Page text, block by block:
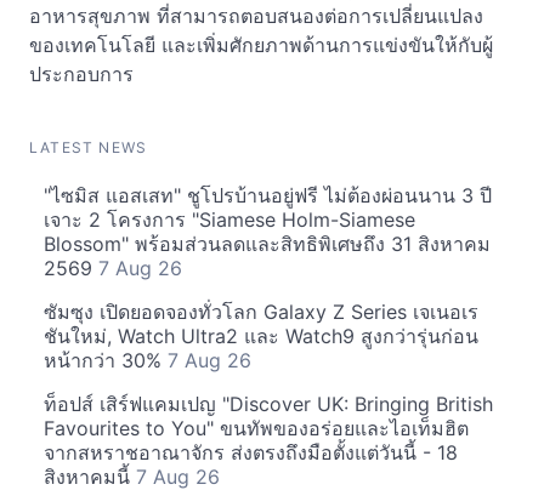
อาหารสุขภาพ ที่สามารถตอบสนองต่อการเปลี่ยนแปลง
ของเทคโนโลยี และเพิ่มศักยภาพด้านการแข่งขันให้กับผู้
ประกอบการ
LATEST NEWS
"ไซมิส แอสเสท" ชูโปรบ้านอยู่ฟรี ไม่ต้องผ่อนนาน 3 ปี
เจาะ 2 โครงการ "Siamese Holm-Siamese
Blossom" พร้อมส่วนลดและสิทธิพิเศษถึง 31 สิงหาคม
2569 7 Aug 26
ซัมซุง เปิดยอดจองทั่วโลก Galaxy Z Series เจเนอเร
ชันใหม่, Watch Ultra2 และ Watch9 สูงกว่ารุ่นก่อน
หน้ากว่า 30% 7 Aug 26
ท็อปส์ เสิร์ฟแคมเปญ "Discover UK: Bringing British
Favourites to You" ขนทัพของอร่อยและไอเท็มฮิต
จากสหราชอาณาจักร ส่งตรงถึงมือตั้งแต่วันนี้ - 18
สิงหาคมนี้ 7 Aug 26